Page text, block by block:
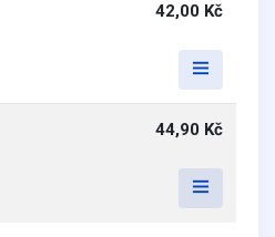
42,00 Kč
44,90 Kč